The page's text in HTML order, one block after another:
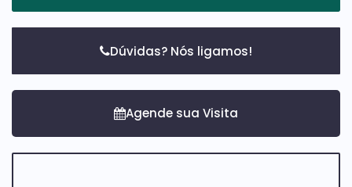
completa, o Park Gran Reserve garante privacidade e
diversão para toda a família. Aqui você poderá contar com
salão de festas, quadra de tênis, espaço fitness, futebol
Society, quiosques com churrasqueira, parquinho infantil e
trilhas para caminhada.
*aceita financiamento*
Dúvidas? Nós ligamos!